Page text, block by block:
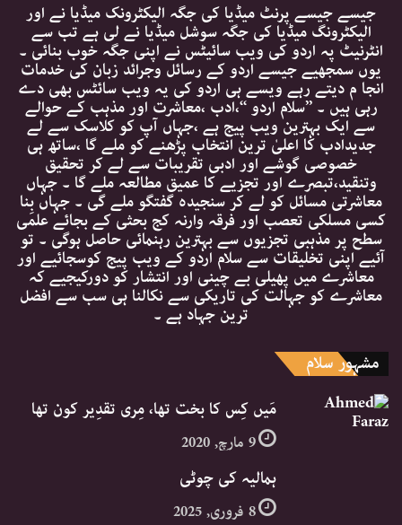
جیسے جیسے پرنٹ میڈیا کی جگہ الیکٹرونک میڈیا نے اور
الیکٹرونگ میڈیا کی جگہ سوشل میڈیا نے لی ہے تب سے
انٹرنیٹ پہ اردو کی ویب سائیٹس نے اپنی جگہ خوب بنائی ۔
یوں سمجھیے جیسے اردو کے رسائل وجرائد زبان کی خدمات
انجا م دیتے رہے ویسے ہی اردو کی یہ ویب سائٹس بھی دے
رہی ہیں ۔ ’’سلام اردو ‘‘،ادب ،معاشرت اور مذہب کے حوالے
سے ایک بہترین ویب پیج ہے ،جہاں آپ کو کلاسک سے لے
جدیدادب کا اعلیٰ ترین انتخاب پڑھنے کو ملے گا ،ساتھ ہی
خصوصی گوشے اور ادبی تقریبات سے لے کر تحقیق
وتنقید،تبصرے اور تجزیے کا عمیق مطالعہ ملے گا ۔ جہاں
معاشرتی مسائل کو لے کر سنجیدہ گفتگو ملے گی ۔ جہاں بِنا
کسی مسلکی تعصب اور فرقہ وارنہ کج بحثی کے بجائے علمی
سطح پر مذہبی تجزیوں سے بہترین رہنمائی حاصل ہوگی ۔ تو
آئیے اپنی تخلیقات سے سلام اردو کے ویب پیج کوسجائیے اور
معاشرے میں پھیلی بے چینی اور انتشار کو دورکیجیے کہ
معاشرے کو جہالت کی تاریکی سے نکالنا ہی سب سے افضل
ترین جہاد ہے ۔
مشہور سلام
مَیں کِس کا بخت تھا، مِری تقدِیر کون تھا
9 مارچ, 2020
ہمالیہ کی چوٹی
8 فروری, 2025